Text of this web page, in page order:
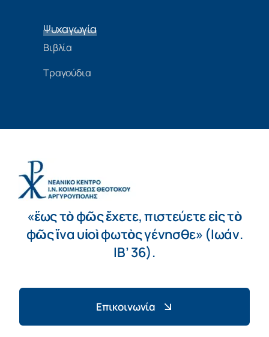
Ψυχαγωγία
Βιβλία
Τραγούδια
«ἕως τὸ φῶς ἔχετε, πιστεύετε εἰς τὸ
φῶς ἵνα υἱοὶ φωτὸς γένησθε» (Ιωάν.
ΙΒ’ 36).
Επικοινωνία